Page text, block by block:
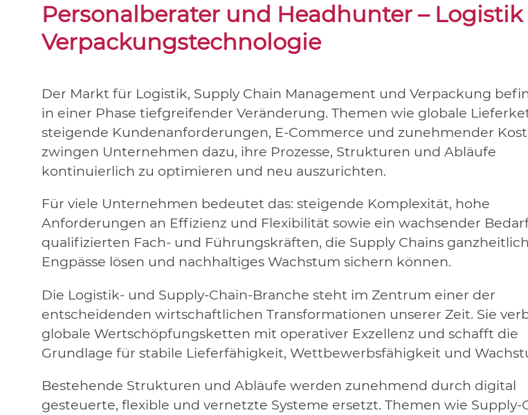
Personalberater und Headhunter –
Verpackungstechnologie
Der Markt für Logistik, Supply Chain Management und Verpackung
in einer Phase tiefgreifender Veränderung. Themen wie globale
steigende Kundenanforderungen, E-Commerce und zunehmender
zwingen Unternehmen dazu, ihre Prozesse, Strukturen und Abläufe
kontinuierlich zu optimieren und neu auszurichten.
Für viele Unternehmen bedeutet das: steigende Komplexität, hohe
Anforderungen an Effizienz und Flexibilität sowie ein wachsender
qualifizierten Fach- und Führungskräften, die Supply Chains
Engpässe lösen und nachhaltiges Wachstum sichern können.
Die Logistik- und Supply-Chain-Branche steht im Zentrum einer der
entscheidenden wirtschaftlichen Transformationen unserer Zeit. Sie
globale Wertschöpfungsketten mit operativer Exzellenz und schafft die
Grundlage für stabile Lieferfähigkeit, Wettbewerbsfähigkeit und
Bestehende Strukturen und Abläufe werden zunehmend durch digital
gesteuerte, flexible und vernetzte Systeme ersetzt. Themen wie Supply-